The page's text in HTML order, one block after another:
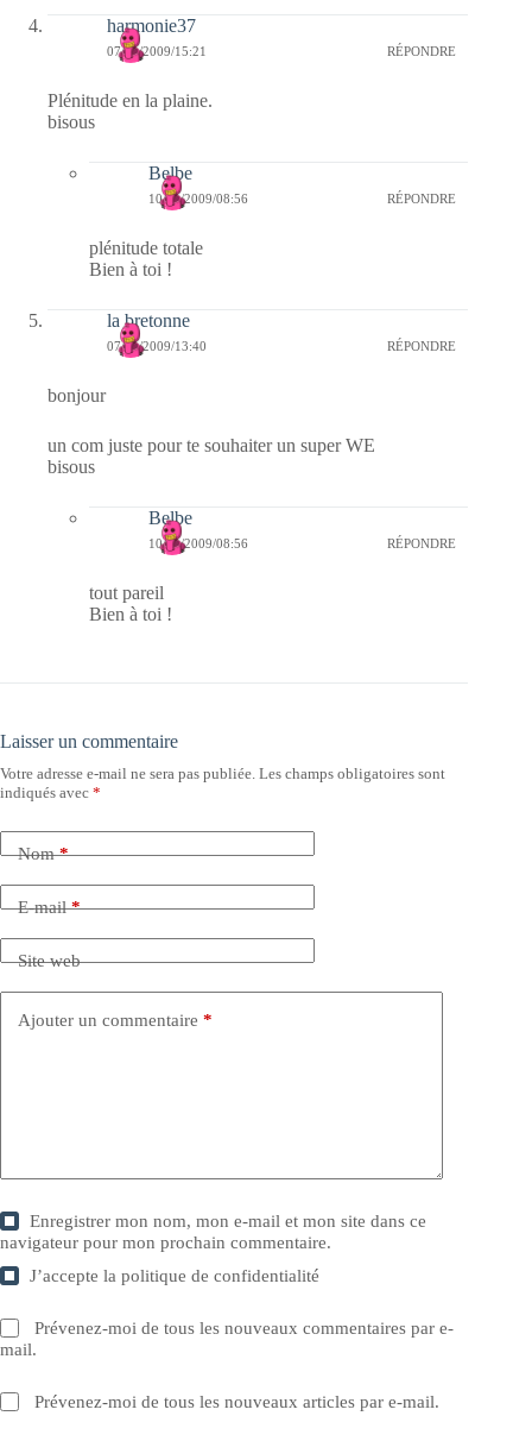
harmonie37
07/11/2009/15:21 RÉPONDRE
Plénitude en la plaine.
bisous
Belbe
10/11/2009/08:56 RÉPONDRE
plénitude totale
Bien à toi !
la bretonne
07/11/2009/13:40 RÉPONDRE
bonjour
un com juste pour te souhaiter un super WE
bisous
Belbe
10/11/2009/08:56 RÉPONDRE
tout pareil
Bien à toi !
Laisser un commentaire
Votre adresse e-mail ne sera pas publiée. Les champs obligatoires sont
indiqués avec *
Nom*
E-mail*
Site web
Ajouter un commentaire *
Enregistrer mon nom, mon e-mail et mon site dans ce
navigateur pour mon prochain commentaire.
J’accepte lapolitique de confidentialité
Prévenez-moi de tous les nouveaux commentaires par e-
mail.
Prévenez-moi de tous les nouveaux articles par e-mail.